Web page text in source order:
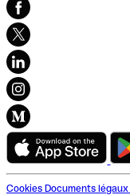
Cookies Documents légaux